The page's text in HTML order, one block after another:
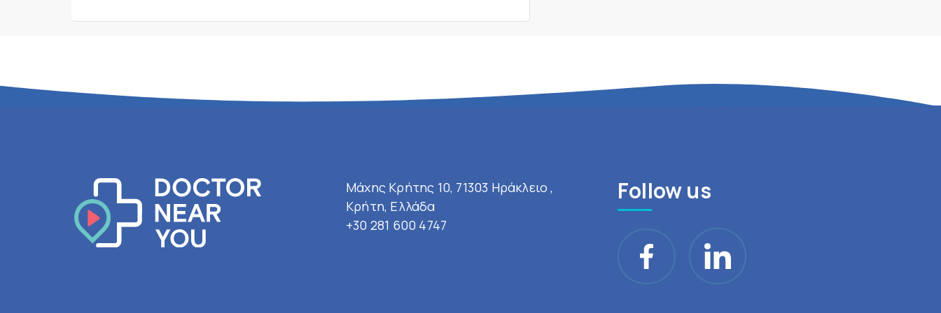
Μάχης Κρήτης 10, 71303 Ηράκλειο ,
Κρήτη, Ελλάδα
+30 281 600 4747
Follow us